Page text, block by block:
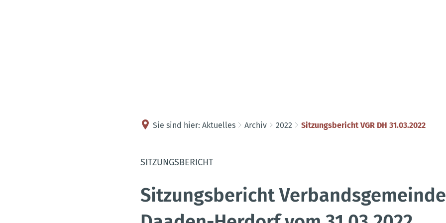
Sie sind hier: Aktuelles Archiv 2022 Sitzungsbericht VGR DH 31.03.2022
SITZUNGSBERICHT
Sitzungsbericht